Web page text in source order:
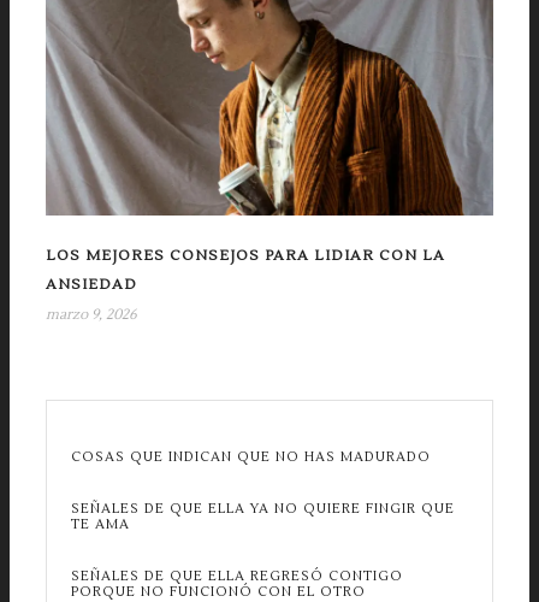
LOS MEJORES CONSEJOS PARA LIDIAR CON LA
ANSIEDAD
marzo 9, 2026
COSAS QUE INDICAN QUE NO HAS MADURADO
SEÑALES DE QUE ELLA YA NO QUIERE FINGIR QUE
TE AMA
SEÑALES DE QUE ELLA REGRESÓ CONTIGO
PORQUE NO FUNCIONÓ CON EL OTRO